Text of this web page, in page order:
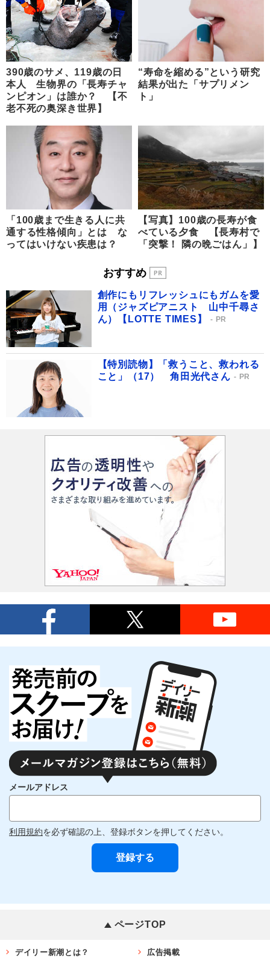
390歳のサメ、119歳の日
本人 生物界の「長寿チャ
ンピオン」は誰か？ 【不
老不死の奥深き世界】
“寿命を縮める”という研究
結果が出た「サプリメン
ト」
「100歳まで生きる人に共
通する性格傾向」とは な
ってはいけない疾患は？
【写真】100歳の長寿が食
べている夕食 【長寿村で
「突撃！ 隣の晩ごはん」】
おすすめ
創作にもリフレッシュにもガムを愛
用（ジャズピアニスト 山中千尋さ
ん）【LOTTE TIMES】
PR
【特別読物】「救うこと、救われる
こと」（17） 角田光代さん
PR
メールアドレス
利用規約を必ず確認の上、登録ボタンを押してください。
ページTOP
デイリー新潮とは？ 広告掲載